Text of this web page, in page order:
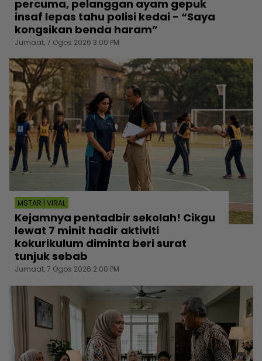
percuma, pelanggan ayam gepuk
insaf lepas tahu polisi kedai - “Saya
kongsikan benda haram”
Jumaat, 7 Ogos 2026 3:00 PM
MSTAR | VIRAL
Kejamnya pentadbir sekolah! Cikgu
lewat 7 minit hadir aktiviti
kokurikulum diminta beri surat
tunjuk sebab
Jumaat, 7 Ogos 2026 2:00 PM